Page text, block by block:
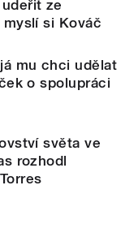
ze
si Kováč
mu chci udělat
o spolupráci
světa ve
rozhodl